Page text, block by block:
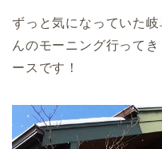
ずっと気になっていた
んのモーニング行って
ースです！